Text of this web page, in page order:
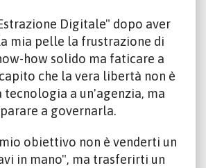
Digitale" dopo aver
mia pelle la frustrazione di
how solido ma faticare a
che la vera libertà non è
tecnologia a un'agenzia, ma
a governarla.
obiettivo non è venderti un
in mano", ma trasferirti un